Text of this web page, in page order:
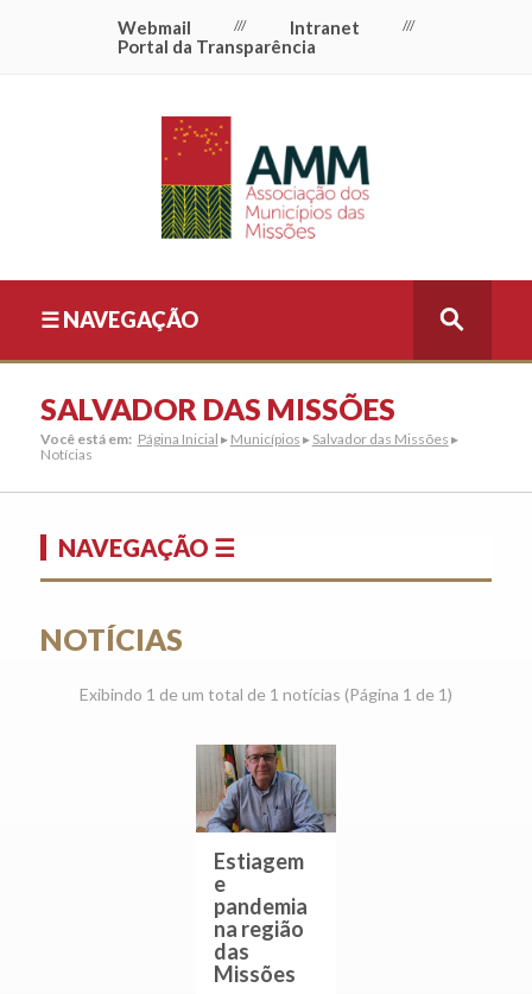
Webmail /// Intranet ///
Portal da Transparência
☰ NAVEGAÇÃO
SALVADOR DAS MISSÕES
Você está em: Página Inicial ▸ Municípios ▸ Salvador das Missões ▸
Notícias
NOTÍCIAS
Exibindo 1 de um total de 1 notícias (Página 1 de 1)
Estiagem
e
pandemia
na região
das
Missões
NAVEGAÇÃO ☰